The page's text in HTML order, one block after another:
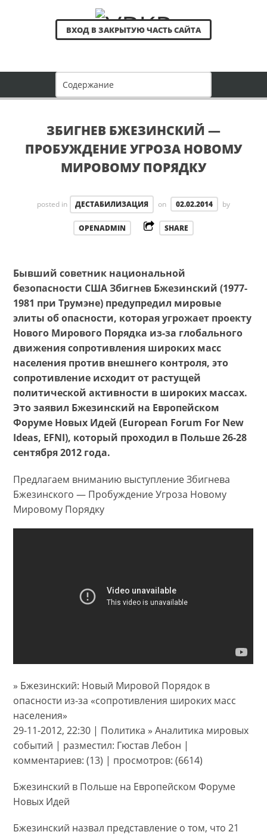
ВХОД В ЗАКРЫТУЮ ЧАСТЬ САЙТА
ЗБИГНЕВ БЖЕЗИНСКИЙ —
ПРОБУЖДЕНИЕ УГРОЗА НОВОМУ
МИРОВОМУ ПОРЯДКУ
posted in ДЕСТАБИЛИЗАЦИЯ on 02.02.2014 by
OPENADMIN SHARE
Бывший советник национальной
безопасности США Збигнев Бжезинский (1977-
1981 при Трумэне) предупредил мировые
элиты об опасности, которая угрожает проекту
Нового Мирового Порядка из-за глобального
движения сопротивления широких масс
населения против внешнего контроля, это
сопротивление исходит от растущей
политической активности в широких массах.
Это заявил Бжезинский на Европейском
Форуме Новых Идей (European Forum For New
Ideas, EFNI), который проходил в Польше 26-28
сентября 2012 года.
Предлагаем вниманию выступление Збигнева
Бжезинского — Пробуждение Угроза Новому
Мировому Порядку
» Бжезинский: Новый Мировой Порядок в
опасности из-за «сопротивления широких масс
населения»
29-11-2012, 22:30 | Политика » Аналитика мировых
событий | разместил: Гюстав Лебон |
комментариев: (13) | просмотров: (6614)
Бжезинский в Польше на Европейском Форуме
Новых Идей
Бжезинский назвал представление о том, что 21